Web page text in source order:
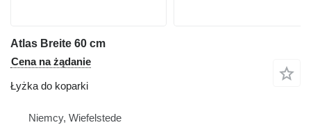
Atlas Breite 60 cm
Cena na żądanie
Łyżka do koparki
Niemcy, Wiefelstede